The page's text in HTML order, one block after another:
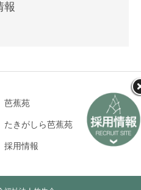
報
芭蕉苑
たきがしら芭蕉苑
採用情報